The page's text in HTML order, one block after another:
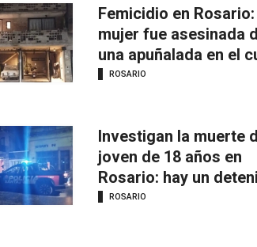
Femicidio en Rosario:
mujer fue asesinada
una apuñalada en el
ROSARIO
Investigan la muerte
joven de 18 años en
Rosario: hay un
ROSARIO